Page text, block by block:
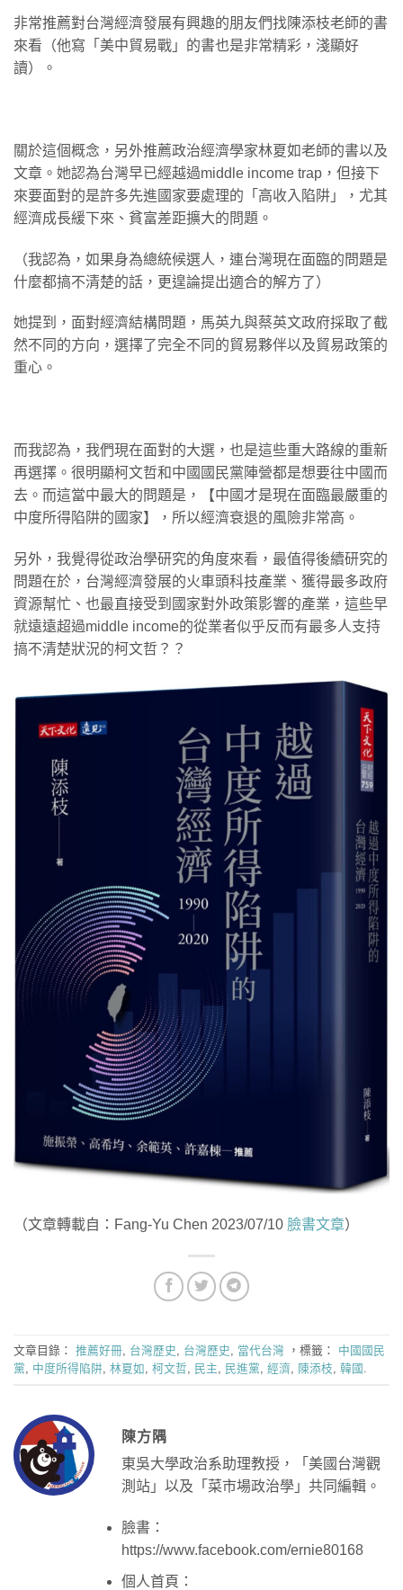
非常推薦對台灣經濟發展有興趣的朋友們找陳添枝老師的書
來看（他寫「美中貿易戰」的書也是非常精彩，淺顯好
讀）。
關於這個概念，另外推薦政治經濟學家林夏如老師的書以及
文章。她認為台灣早已經越過middle income trap，但接下
來要面對的是許多先進國家要處理的「高收入陷阱」，尤其
經濟成長緩下來、貧富差距擴大的問題。
（我認為，如果身為總統候選人，連台灣現在面臨的問題是
什麼都搞不清楚的話，更遑論提出適合的解方了）
她提到，面對經濟結構問題，馬英九與蔡英文政府採取了截
然不同的方向，選擇了完全不同的貿易夥伴以及貿易政策的
重心。
而我認為，我們現在面對的大選，也是這些重大路線的重新
再選擇。很明顯柯文哲和中國國民黨陣營都是想要往中國而
去。而這當中最大的問題是，【中國才是現在面臨最嚴重的
中度所得陷阱的國家】，所以經濟衰退的風險非常高。
另外，我覺得從政治學研究的角度來看，最值得後續研究的
問題在於，台灣經濟發展的火車頭科技產業、獲得最多政府
資源幫忙、也最直接受到國家對外政策影響的產業，這些早
就遠遠超過middle income的從業者似乎反而有最多人支持
搞不清楚狀況的柯文哲？？
（文章轉載自：Fang-Yu Chen 2023/07/10 臉書文章）
文章目錄： 推薦好冊 台灣歷史 台灣歷史 當代台灣 ，標籤： 中國國民
黨
中度所得陷阱 林夏如 柯文哲 民主 民進黨 經濟 陳添枝 韓國
陳方隅
東吳大學政治系助理教授，「美國台灣觀
測站」以及「菜市場政治學」共同編輯。
臉書：
https://www.facebook.com/ernie80168
個人首頁：